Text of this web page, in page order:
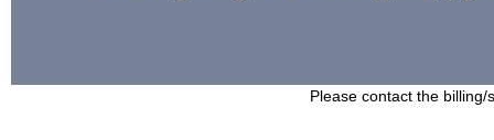
Please contact the